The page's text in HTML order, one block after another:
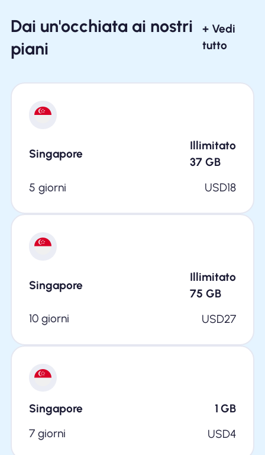
Dai un'occhiata ai nostri
piani
+ Vedi
tutto
Singapore
Illimitato
37 GB
5 giorni
USD18
Singapore
Illimitato
75 GB
10 giorni
USD27
Singapore 1 GB
7 giorni
USD4